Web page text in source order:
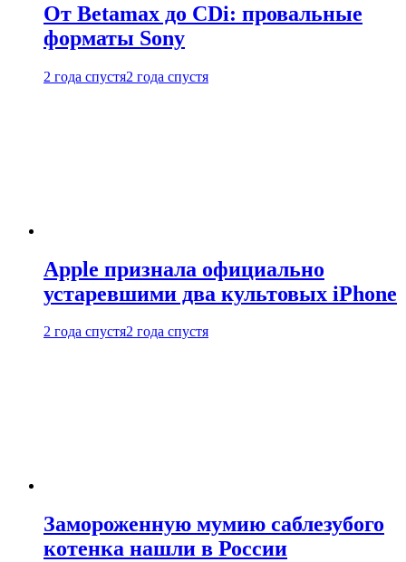
От Betamax до CDi: провальные
форматы Sony
2 года спустя2 года спустя
Apple признала официально
устаревшими два культовых iPhone
2 года спустя2 года спустя
Замороженную мумию саблезубого
котенка нашли в России